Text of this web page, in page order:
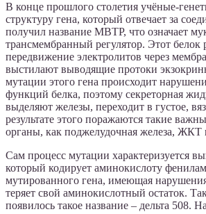
В конце прошлого столетия учёные-
структуру гена, который отвечает за
получил название МВТР, что означает
трансмембранный регулятор. Этот белок
передвижение электролитов через
выстилают выводящие протоки
мутации этого гена происходит
функций белка, поэтому секреторная
выделяют железы, переходит в густое,
результате этого поражаются такие
органы, как поджелудочная железа, ЖКТ
Сам процесс мутации характеризуется
который кодирует аминокислоту
мутированного гена, имеющая
теряет свой аминокислотный остаток.
появилось такое название – дельта 508.